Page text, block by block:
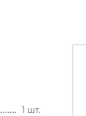
1 шт.